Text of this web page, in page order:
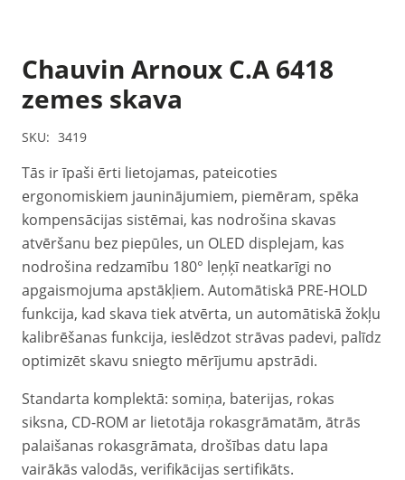
Chauvin Arnoux C.A 6418
zemes skava
SKU: 3419
Tās ir īpaši ērti lietojamas, pateicoties
ergonomiskiem jauninājumiem, piemēram, spēka
kompensācijas sistēmai, kas nodrošina skavas
atvēršanu bez piepūles, un OLED displejam, kas
nodrošina redzamību 180° leņķī neatkarīgi no
apgaismojuma apstākļiem. Automātiskā PRE-HOLD
funkcija, kad skava tiek atvērta, un automātiskā žokļu
kalibrēšanas funkcija, ieslēdzot strāvas padevi, palīdz
optimizēt skavu sniegto mērījumu apstrādi.
Standarta komplektā: somiņa, baterijas, rokas
siksna, CD-ROM ar lietotāja rokasgrāmatām, ātrās
palaišanas rokasgrāmata, drošības datu lapa
vairākās valodās, verifikācijas sertifikāts.